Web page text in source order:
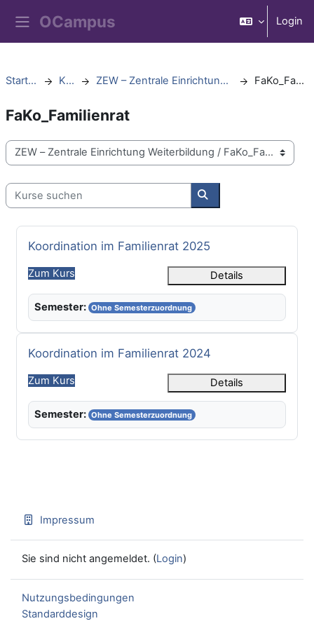
Website-Übersicht
Login
Startseite Kurse ZEW – Zentrale Einrichtung Weiterbildung FaKo_Familienrat
FaKo_Familienrat
Kursbereiche
Kurse suchen
Kurse suchen
Kursname
Koordination im Familienrat 2025
Zum Kurs Details
Semester: Ohne Semesterzuordnung
Kursname
Koordination im Familienrat 2024
Zum Kurs Details
Semester: Ohne Semesterzuordnung
Impressum
Sie sind nicht angemeldet. (Login)
Nutzungsbedingungen
Standarddesign